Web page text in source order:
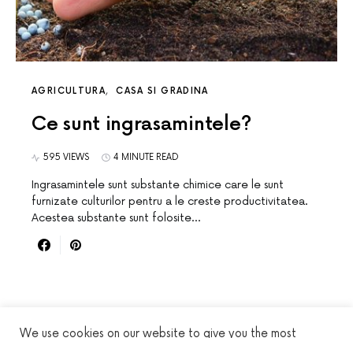
AGRICULTURA CASA SI GRADINA
Ce sunt ingrasamintele?
595 VIEWS 4 MINUTE READ
Ingrasamintele sunt substante chimice care le sunt
furnizate culturilor pentru a le creste productivitatea.
Acestea substante sunt folosite…
We use cookies on our website to give you the most